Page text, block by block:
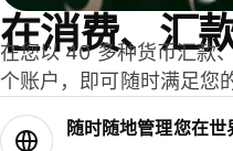
在消费、汇
在您以 40 多种货币汇款
个账户，即可随时满足您
随时随地管理您在世